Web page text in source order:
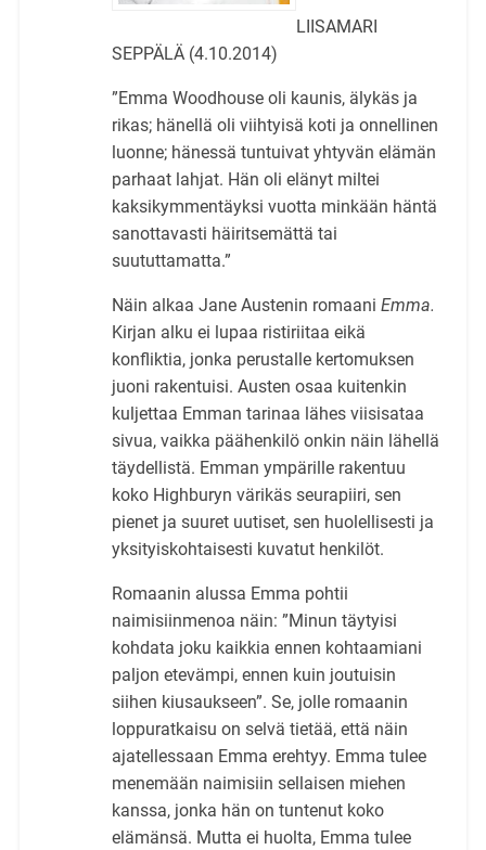
LIISAMARI
SEPPÄLÄ (4.10.2014)
”Emma Woodhouse oli kaunis, älykäs ja
rikas; hänellä oli viihtyisä koti ja onnellinen
luonne; hänessä tuntuivat yhtyvän elämän
parhaat lahjat. Hän oli elänyt miltei
kaksikymmentäyksi vuotta minkään häntä
sanottavasti häiritsemättä tai
suututtamatta.”
Näin alkaa Jane Austenin romaani Emma.
Kirjan alku ei lupaa ristiriitaa eikä
konfliktia, jonka perustalle kertomuksen
juoni rakentuisi. Austen osaa kuitenkin
kuljettaa Emman tarinaa lähes viisisataa
sivua, vaikka päähenkilö onkin näin lähellä
täydellistä. Emman ympärille rakentuu
koko Highburyn värikäs seurapiiri, sen
pienet ja suuret uutiset, sen huolellisesti ja
yksityiskohtaisesti kuvatut henkilöt.
Romaanin alussa Emma pohtii
naimisiinmenoa näin: ”Minun täytyisi
kohdata joku kaikkia ennen kohtaamiani
paljon etevämpi, ennen kuin joutuisin
siihen kiusaukseen”. Se, jolle romaanin
loppuratkaisu on selvä tietää, että näin
ajatellessaan Emma erehtyy. Emma tulee
menemään naimisiin sellaisen miehen
kanssa, jonka hän on tuntenut koko
elämänsä. Mutta ei huolta, Emma tulee